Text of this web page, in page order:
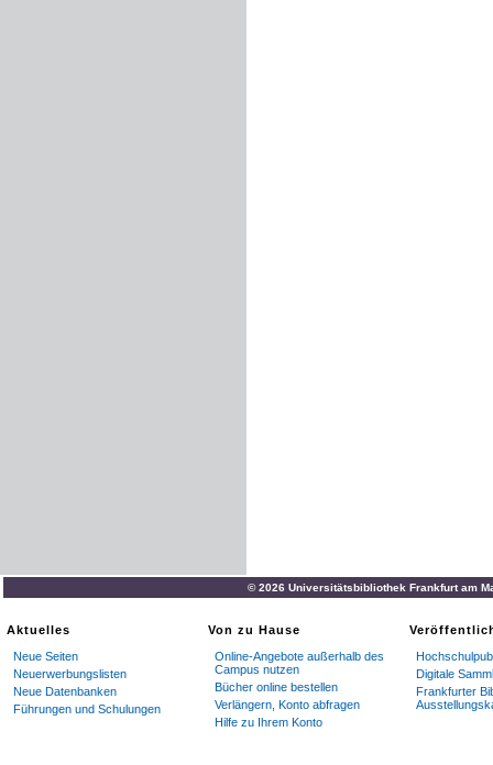
© 2026 Universitätsbibliothek Frankfurt am
Aktuelles
Neue Seiten
Neuerwerbungslisten
Neue Datenbanken
Führungen und Schulungen
Von zu Hause
Online-Angebote außerhalb des
Campus nutzen
Bücher online bestellen
Verlängern, Konto abfragen
Hilfe zu Ihrem Konto
Digitale
Frankfurter